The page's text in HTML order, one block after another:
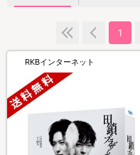
1
RKBインターネット